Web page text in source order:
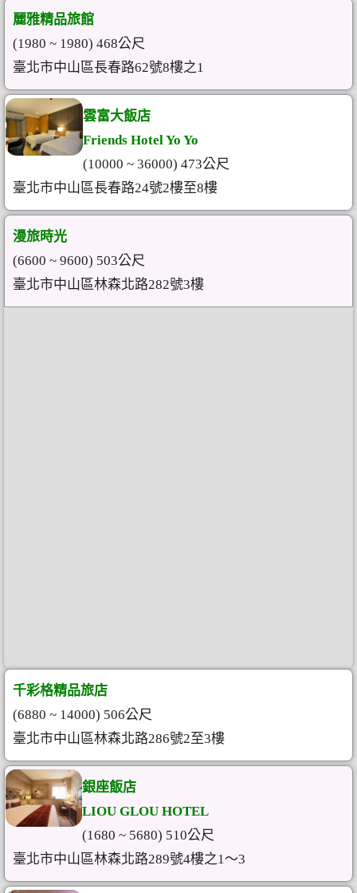
麗雅精品旅館
(1980 ~ 1980) 468公尺
臺北市中山區長春路62號8樓之1
雲富大飯店
Friends Hotel Yo Yo
(10000 ~ 36000) 473公尺
臺北市中山區長春路24號2樓至8樓
漫旅時光
(6600 ~ 9600) 503公尺
臺北市中山區林森北路282號3樓
千彩格精品旅店
(6880 ~ 14000) 506公尺
臺北市中山區林森北路286號2至3樓
銀座飯店
LIOU GLOU HOTEL
(1680 ~ 5680) 510公尺
臺北市中山區林森北路289號4樓之1～3